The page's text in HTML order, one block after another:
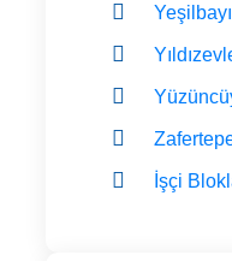
İşçi